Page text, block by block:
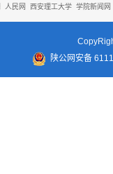
人民网 西安理工大学 学院新闻网
陕公网安备